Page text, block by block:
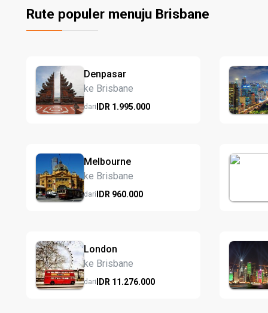
Rute populer menuju Brisbane
Denpasar
ke Brisbane
dariIDR 1.995.000
Melbourne
ke Brisbane
dariIDR 960.000
London
ke Brisbane
dariIDR 11.276.000